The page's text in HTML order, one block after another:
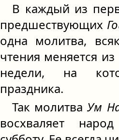
В каждый из
предшествующих
одна молитва,
чтения меняется
недели, на
праздника.
Так молитваУм
восхваляет